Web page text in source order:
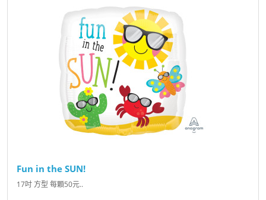
Fun in the SUN!
17吋 方型 每顆50元..